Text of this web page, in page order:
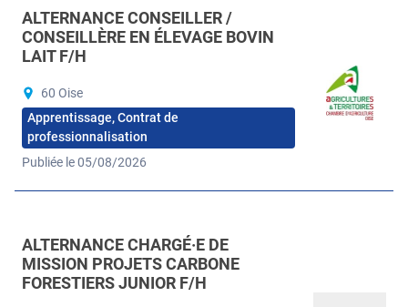
ALTERNANCE CONSEILLER /
CONSEILLÈRE EN ÉLEVAGE BOVIN
LAIT F/H
60 Oise
Apprentissage, Contrat de
professionnalisation
Publiée le 05/08/2026
ALTERNANCE CHARGÉ·E DE
MISSION PROJETS CARBONE
FORESTIERS JUNIOR F/H